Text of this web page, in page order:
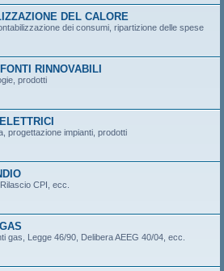
DEL CALORE
dei consumi, ripartizione delle spese
RINNOVABILI
prodotti
progettazione impianti, prodotti
CPI, ecc.
gas, Legge 46/90, Delibera AEEG 40/04, ecc.